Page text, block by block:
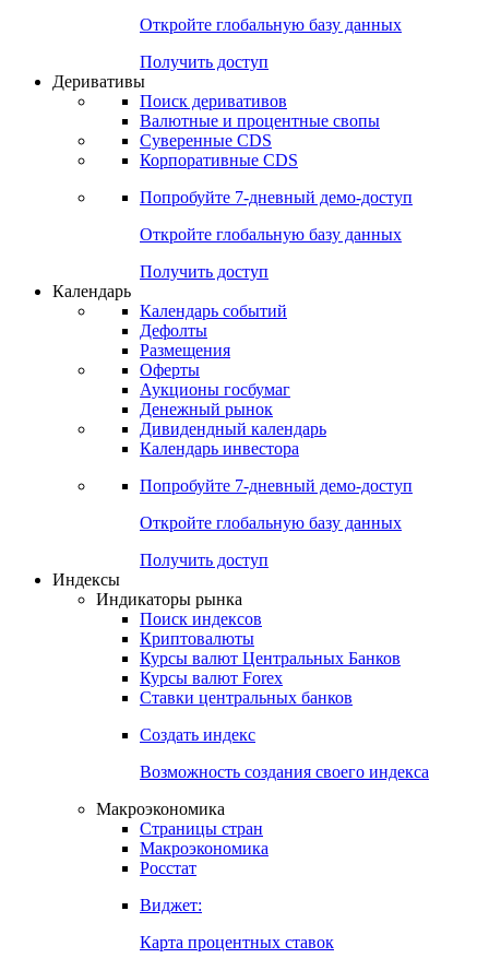
Откройте глобальную базу данных
Получить доступ
Деривативы
Поиск деривативов
Валютные и процентные свопы
Суверенные CDS
Корпоративные CDS
Попробуйте 7-дневный демо-доступ
Откройте глобальную базу данных
Получить доступ
Календарь
Календарь событий
Дефолты
Размещения
Оферты
Аукционы госбумаг
Денежный рынок
Дивидендный календарь
Календарь инвестора
Попробуйте 7-дневный демо-доступ
Откройте глобальную базу данных
Получить доступ
Индексы
Индикаторы рынка
Поиск индексов
Криптовалюты
Курсы валют Центральных Банков
Курсы валют Forex
Ставки центральных банков
Создать индекс
Возможность создания своего индекса
Макроэкономика
Страницы стран
Макроэкономика
Росстат
Виджет:
Карта процентных ставок